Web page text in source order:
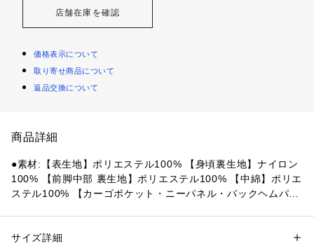
店舗在庫を確認
価格表示について
取り寄せ商品について
返品交換について
商品詳細
●素材:【表生地】ポリエステル100% 【身頃裏生地】ナイロン
100% 【前脚中部 裏生地】ポリエステル100% 【中綿】ポリエ
ステル100% 【カーゴポケット・ニーパネル・バックヘムパネ
ードゴムバンド】ナイロン55%/ポリエステル45%
性別：メンズ
サイズ詳細